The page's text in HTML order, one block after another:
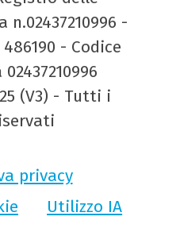
n.02437210996 -
486190 - Codice
(V3) - Tutti i
privacy
Utilizzo IA